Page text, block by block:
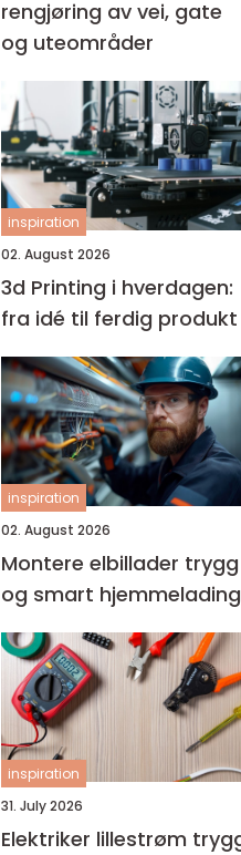
rengjøring av vei, gate
og uteområder
inspiration
02. August 2026
3d Printing i hverdagen:
fra idé til ferdig produkt
inspiration
02. August 2026
Montere elbillader trygg
og smart hjemmelading
inspiration
31. July 2026
Elektriker lillestrøm trygg